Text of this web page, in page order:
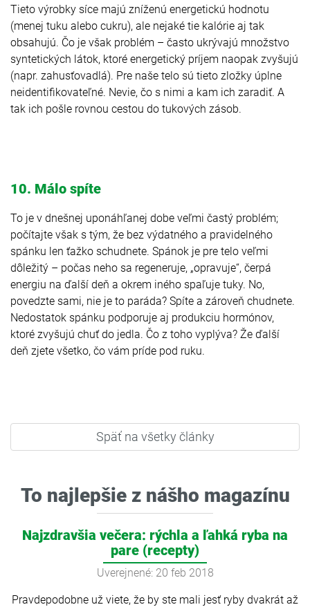
Tieto výrobky síce majú zníženú energetickú hodnotu
(menej tuku alebo cukru), ale nejaké tie kalórie aj tak
obsahujú. Čo je však problém – často ukrývajú množstvo
syntetických látok, ktoré energetický príjem naopak zvyšujú
(napr. zahusťovadlá). Pre naše telo sú tieto zložky úplne
neidentifikovateľné. Nevie, čo s nimi a kam ich zaradiť. A
tak ich pošle rovnou cestou do tukových zásob.
10. Málo spíte
To je v dnešnej uponáhľanej dobe veľmi častý problém;
počítajte však s tým, že bez výdatného a pravidelného
spánku len ťažko schudnete. Spánok je pre telo veľmi
dôležitý – počas neho sa regeneruje, „opravuje“, čerpá
energiu na ďalší deň a okrem iného spaľuje tuky. No,
povedzte sami, nie je to paráda? Spíte a zároveň chudnete.
Nedostatok spánku podporuje aj produkciu hormónov,
ktoré zvyšujú chuť do jedla. Čo z toho vyplýva? Že ďalší
deň zjete všetko, čo vám príde pod ruku.
Späť na všetky články
To najlepšie z nášho magazínu
Najzdravšia večera: rýchla a ľahká ryba na
pare (recepty)
Uverejnené: 20 feb 2018
Pravdepodobne už viete, že by ste mali jesť ryby dvakrát až